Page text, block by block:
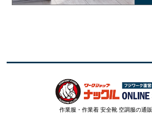
作業服・作業着 安全靴 空調服の通